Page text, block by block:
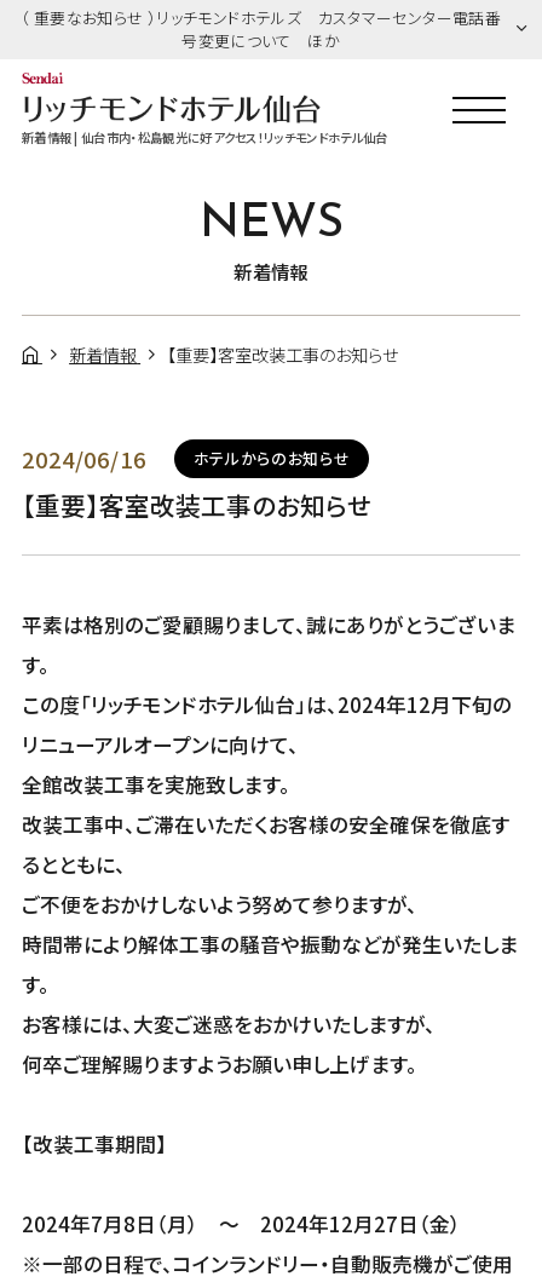
（ 重要なお知らせ ）リッチモンドホテルズ カスタマーセンター電話番
号変更について ほか
新着情報 | 仙台市内・松島観光に好アクセス！リッチモンドホテル仙台
NEWS
新着情報
新着情報 【重要】客室改装工事のお知らせ
2024/06/16 ホテルからのお知らせ
【重要】客室改装工事のお知らせ
平素は格別のご愛顧賜りまして、誠にありがとうございま
す。
この度「リッチモンドホテル仙台」は、2024年12月下旬の
リニューアルオープンに向けて、
全館改装工事を実施致します。
改装工事中、ご滞在いただくお客様の安全確保を徹底す
るとともに、
ご不便をおかけしないよう努めて参りますが、
時間帯により解体工事の騒音や振動などが発生いたしま
す。
お客様には、大変ご迷惑をおかけいたしますが、
何卒ご理解賜りますようお願い申し上げます。
【改装工事期間】
2024年7月8日（月） ～ 2024年12月27日（金）
※一部の日程で、コインランドリー・自動販売機がご使用